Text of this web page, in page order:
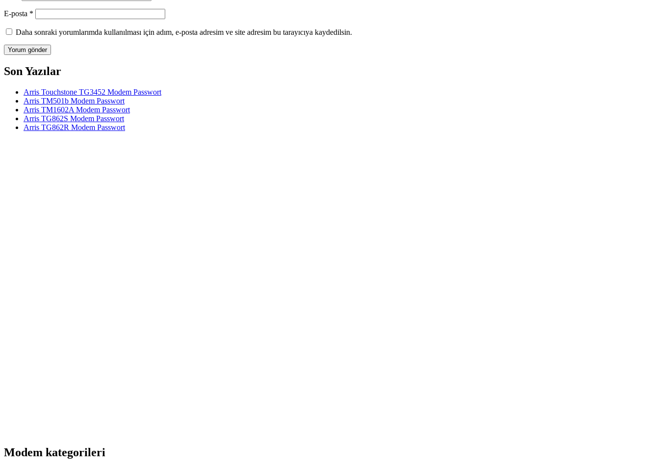
E-posta *
Daha sonraki yorumlarımda kullanılması için adım, e-posta adresim ve site adresim bu tarayıcıya kaydedilsin.
Son Yazılar
Arris Touchstone TG3452 Modem Passwort
Arris TM501b Modem Passwort
Arris TM1602A Modem Passwort
Arris TG862S Modem Passwort
Arris TG862R Modem Passwort
Modem kategorileri